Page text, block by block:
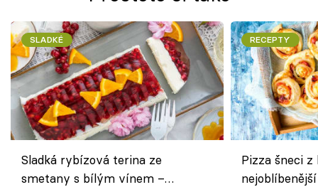
SLADKÉ
Sladká rybízová terina ze
smetany s bílým vínem –
RECEPTY
Pizza šneci